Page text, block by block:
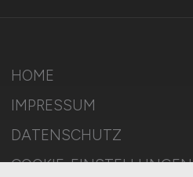
HOME
IMPRESSUM
DATENSCHUTZ
COOKIE-EINSTELLUNGEN